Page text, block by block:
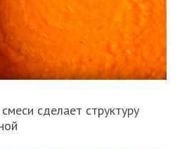
сделает структуру